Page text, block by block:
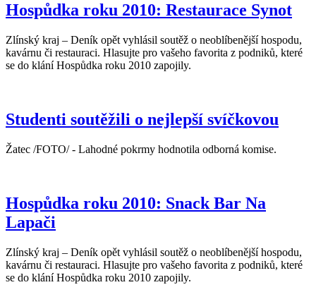
Hospůdka roku 2010: Restaurace Synot
Zlínský kraj – Deník opět vyhlásil soutěž o neoblíbenější hospodu,
kavárnu či restauraci. Hlasujte pro vašeho favorita z podniků, které
se do klání Hospůdka roku 2010 zapojily.
Studenti soutěžili o nejlepší svíčkovou
Žatec /FOTO/ - Lahodné pokrmy hodnotila odborná komise.
Hospůdka roku 2010: Snack Bar Na
Lapači
Zlínský kraj – Deník opět vyhlásil soutěž o neoblíbenější hospodu,
kavárnu či restauraci. Hlasujte pro vašeho favorita z podniků, které
se do klání Hospůdka roku 2010 zapojily.